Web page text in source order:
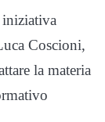
Coscioni,
la materia